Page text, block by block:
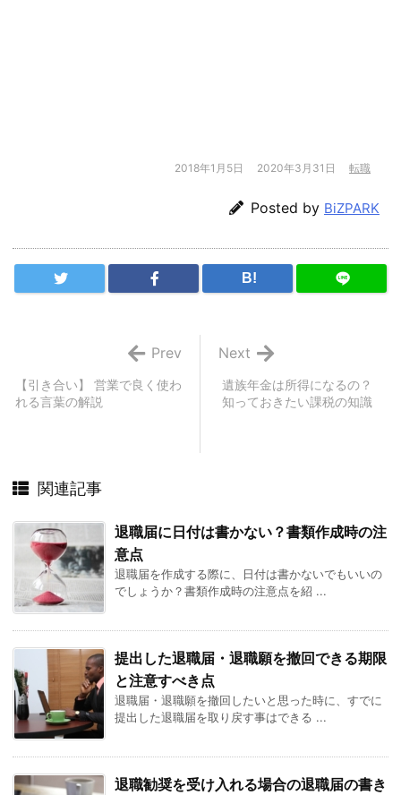
2018年1月5日 2020年3月31日 転職
Posted by BiZPARK
B!
遺族年金は所得になるの？
知っておきたい課税の知識
Next
【引き合い】 営業で良く使わ
れる言葉の解説
Prev
関連記事
退職届に日付は書かない？書類作成時の注
意点
退職届を作成する際に、日付は書かないでもいいの
でしょうか？書類作成時の注意点を紹 ...
提出した退職届・退職願を撤回できる期限
と注意すべき点
退職届・退職願を撤回したいと思った時に、すでに
提出した退職届を取り戻す事はできる ...
退職勧奨を受け入れる場合の退職届の書き